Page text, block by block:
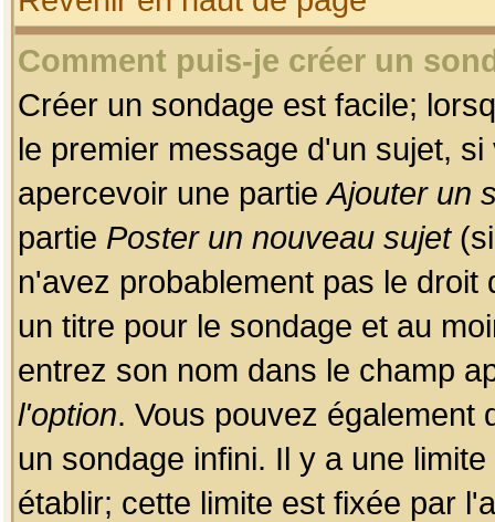
Comment puis-je créer un
Créer un sondage est facile;
le premier message d'un sujet,
apercevoir une partieAjouter un
partie Poster un nouveau sujet(si
n'avez probablement pas le
un titre pour le sondage et au
entrez son nom dans le champ
l'option. Vous pouvez également
un sondage infini. Il y a une
établir; cette limite est fixée par